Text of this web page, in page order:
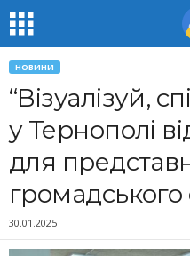
НОВИНИ
“Візуалізуй,
у Тернополі
для
громадського
30.01.2025